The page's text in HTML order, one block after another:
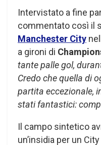
Intervistato a fine
commentato così il
Manchester City
a gironi di
tante palle gol,
Credo che quella di
partita eccezionale,
stati fantastici:
Il campo sintetico
un’insidia per un